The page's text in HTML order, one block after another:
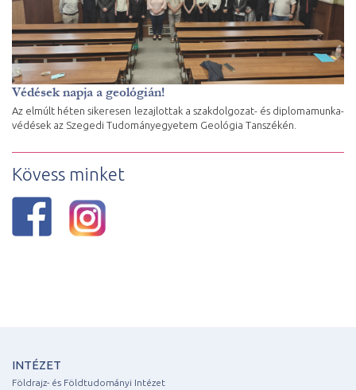
Védések napja a geológián!
Az elmúlt héten sikeresen lezajlottak a szakdolgozat- és diplomamunka-
védések az Szegedi Tudományegyetem Geológia Tanszékén.
Kövess minket
INTÉZET
Földrajz- és Földtudományi Intézet